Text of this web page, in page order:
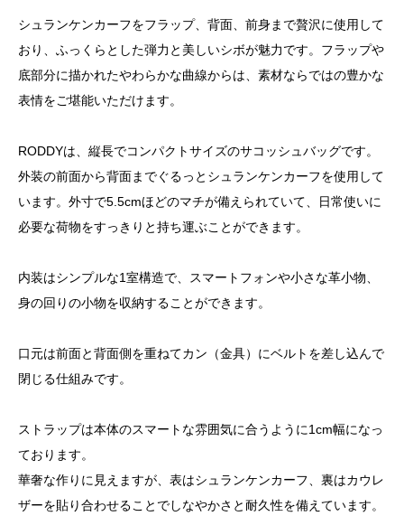
シュランケンカーフをフラップ、背面、前身まで贅沢に使用して
おり、ふっくらとした弾力と美しいシボが魅力です。フラップや
底部分に描かれたやわらかな曲線からは、素材ならではの豊かな
表情をご堪能いただけます。
RODDYは、縦長でコンパクトサイズのサコッシュバッグです。
外装の前面から背面までぐるっとシュランケンカーフを使用して
います。外寸で5.5cmほどのマチが備えられていて、日常使いに
必要な荷物をすっきりと持ち運ぶことができます。
内装はシンプルな1室構造で、スマートフォンや小さな革小物、
身の回りの小物を収納することができます。
口元は前面と背面側を重ねてカン（金具）にベルトを差し込んで
閉じる仕組みです。
ストラップは本体のスマートな雰囲気に合うように1cm幅になっ
ております。
華奢な作りに見えますが、表はシュランケンカーフ、裏はカウレ
ザーを貼り合わせることでしなやかさと耐久性を備えています。